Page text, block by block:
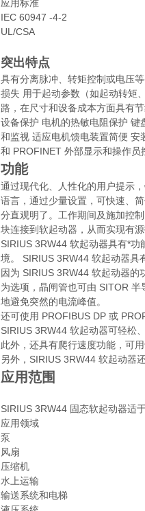
应用标准
IEC 60947 -4-2
UL/CSA
突出特点
具有分离脉冲、转矩控制或电压
损失 用于起动参数（如起动转矩
路，在尺寸和设备成本方面具有
设备保护 电机的热敏电阻保护 键
和监视 适应电机馈电装置简便
和 PROFINET 外部显示和操作
功能
通过现代化、人性化的用户提示
语言，通过少量设置，可快速、
分直观明了。工作期间及施加控
块连接到软起动器，从而实现有
SIRIUS 3RW44 软起动器具有*
境。 SIRIUS 3RW44 软起动器具
因为 SIRIUS 3RW44 软起动器
为选项，晶闸管也可由 SITOR
地避免突然的电流峰值。
还可使用 PROFIBUS DP 或
SIRIUS 3RW44 软起动器可轻松
此外，还具有爬行速度功能，可
另外，SIRIUS 3RW44 软起动器
应用范围
SIRIUS 3RW44 固态软起动器适
应用领域
泵
风扇
压缩机
水上运输
输送系统和电梯